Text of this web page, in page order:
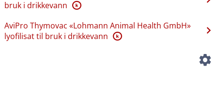
bruk i drikkevann K
AviPro Thymovac «Lohmann Animal Health GmbH»
lyofilisat til bruk i drikkevann K